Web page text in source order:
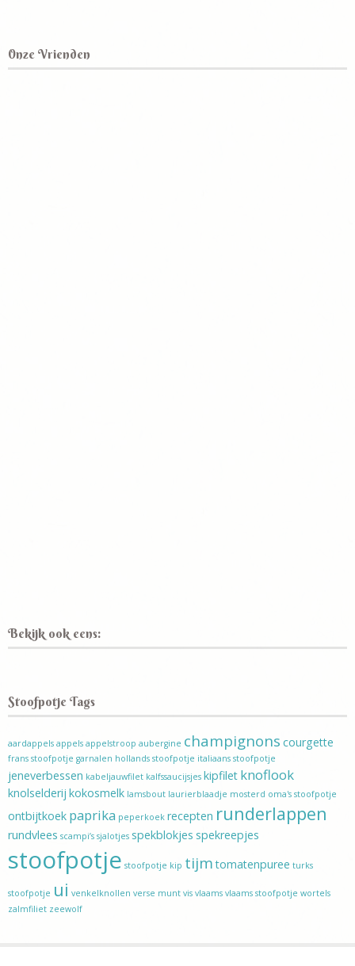
Onze Vrienden
Bekijk ook eens:
Stoofpotje Tags
aardappels appels appelstroop aubergine champignons courgette
frans stoofpotje garnalen hollands stoofpotje italiaans stoofpotje
jeneverbessen kabeljauwfilet kalfssaucijsjes kipfilet knoflook
knolselderij kokosmelk lamsbout laurierblaadje mosterd oma's stoofpotje
ontbijtkoek paprika peperkoek recepten runderlappen
rundvlees scampi’s sjalotjes spekblokjes spekreepjes
stoofpotje stoofpotje kip tijm tomatenpuree turks
stoofpotje ui venkelknollen verse munt vis vlaams vlaams stoofpotje wortels
zalmfiliet zeewolf